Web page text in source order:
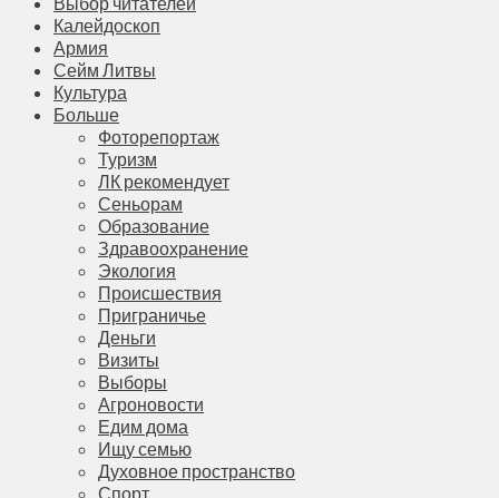
Калейдоскоп
Армия
Сейм Литвы
Культура
Больше
Фоторепортаж
Туризм
ЛК рекомендует
Сеньорам
Образование
Здравоохранение
Экология
Происшествия
Приграничье
Деньги
Визиты
Выборы
Агроновости
Едим дома
Ищу семью
Духовное пространство
Спорт